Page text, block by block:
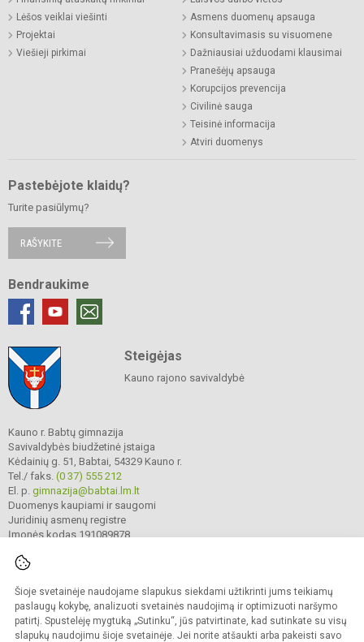
Šioje svetainėje naudojame slapukus siekdami užtikrinti jums teikiamų
paslaugų kokybę, analizuoti svetainės naudojimą ir optimizuoti naršymo
patirtį. Spustelėję mygtuką „Sutinku“, jūs patvirtinate, kad sutinkate su visų
slapukų naudojimu šioje svetainėje. Jei norite atšaukti arba pakeisti savo
Lėšos veiklai viešinti
Projektai
Viešieji pirkimai
Asmens duomenų apsauga
Konsultavimasis su visuomene
Dažniausiai užduodami klausimai
Pranešėjų apsauga
Korupcijos prevencija
Civilinė sauga
Teisinė informacija
Atviri duomenys
Pastebėjote klaidų?
Turite pasiūlymų?
RAŠYKITE
Bendraukime
Steigėjas
Kauno rajono savivaldybė
Kauno r. Babtų gimnazija
Savivaldybės biudžetinė įstaiga
Kėdainių g. 51, Babtai, 54329 Kauno r.
Tel./ faks. (0 37) 555 212
El. p. gimnazija@babtai.lm.lt
Duomenys kaupiami ir saugomi
Juridinių asmenų registre
Įmonės kodas 191089878
© 2025. Kauno r. Babtų gimnazija. Visos teisės saugomos.
Kopijuoti turinį be raštiško gimnazijos sutikimo griežtai draudžiama.
Prieinamumo paraiška Slapukų politika